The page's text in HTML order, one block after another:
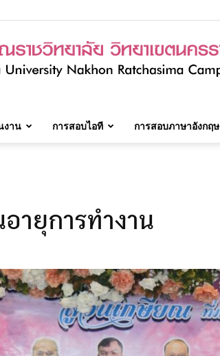
งาน การสอบไอที การสอบภาษาอังกฤษ
ายุการทำงาน